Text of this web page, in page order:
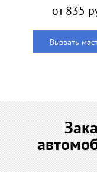
от 835
Вызвать